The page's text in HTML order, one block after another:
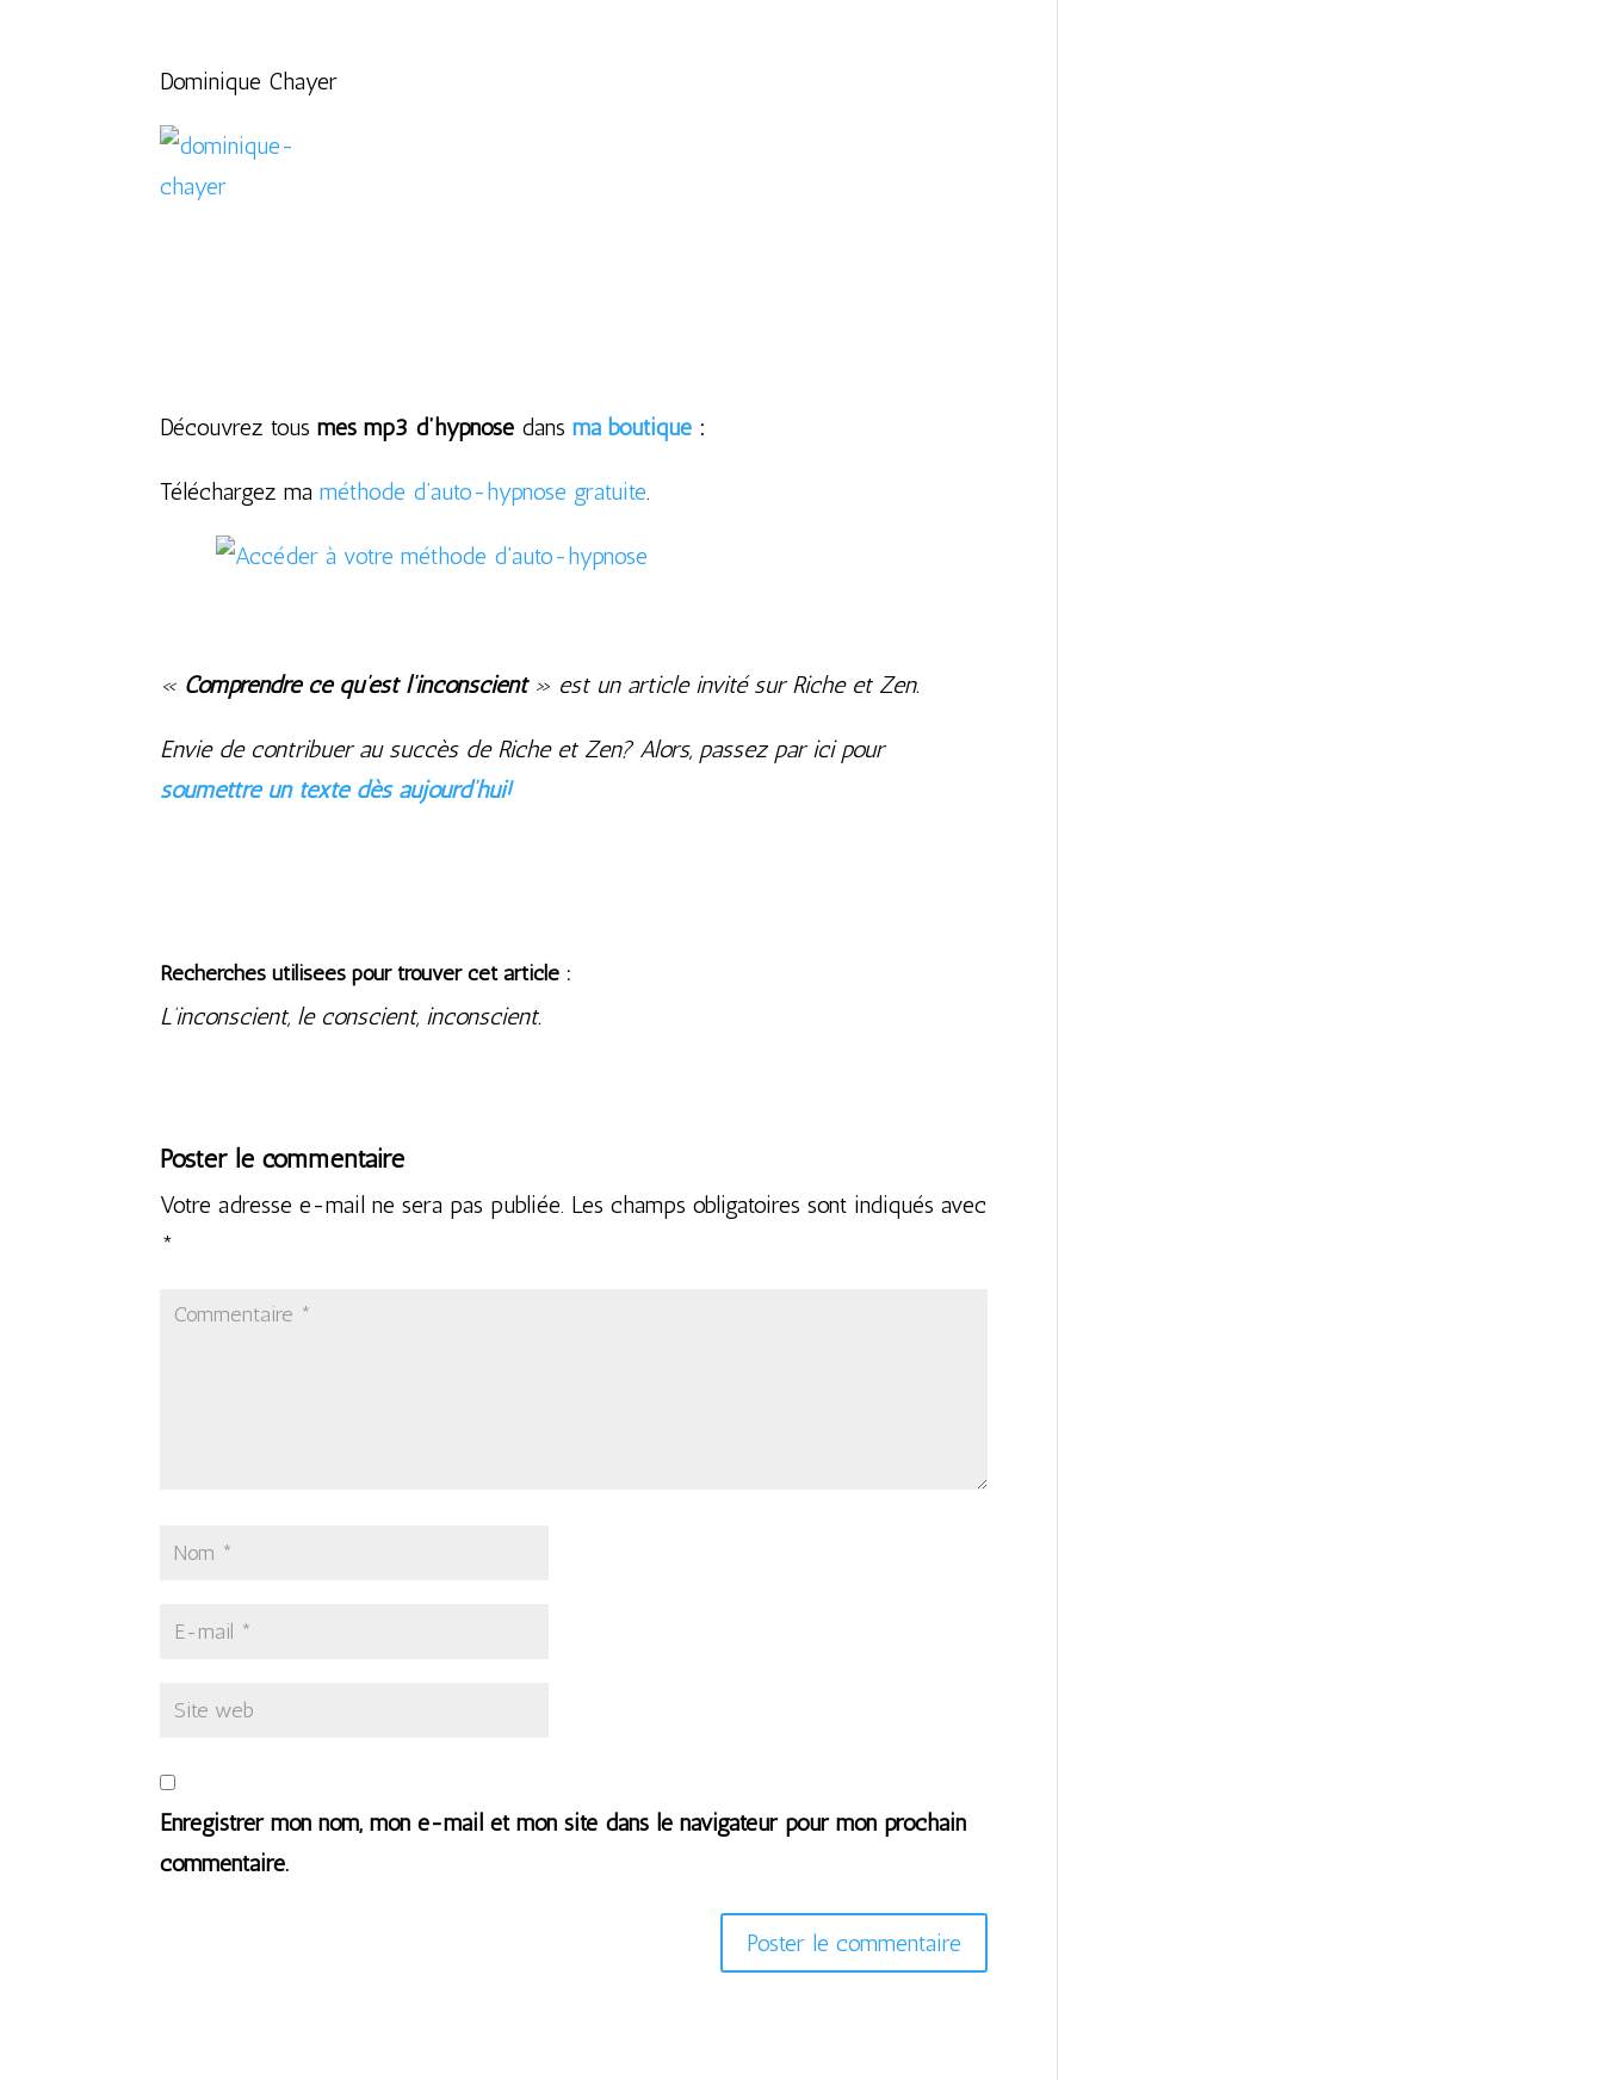
Dominique Chayer
Découvrez tousmes mp3 d’hypnose dansma boutique :
Téléchargez maméthode d’auto-hypnose gratuite.
« Comprendre ce qu’est l’inconscient» est un article invité sur Riche et Zen.
Envie de contribuer au succès de Riche et Zen? Alors, passez par ici pour
soumettre un texte dès aujourd’hui!
Recherches utilisées pour trouver cet article :
L’inconscient, le conscient, inconscient.
Poster le commentaire
Votre adresse e-mail ne sera pas publiée. Les champs obligatoires sont indiqués avec
*
Enregistrer mon nom, mon e-mail et mon site dans le navigateur pour mon prochain
commentaire.